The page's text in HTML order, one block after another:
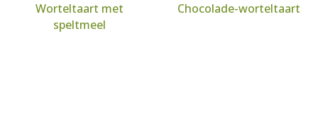
Worteltaart met
speltmeel
Chocolade-worteltaart